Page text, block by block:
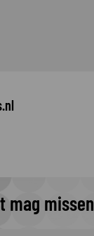
mag missen